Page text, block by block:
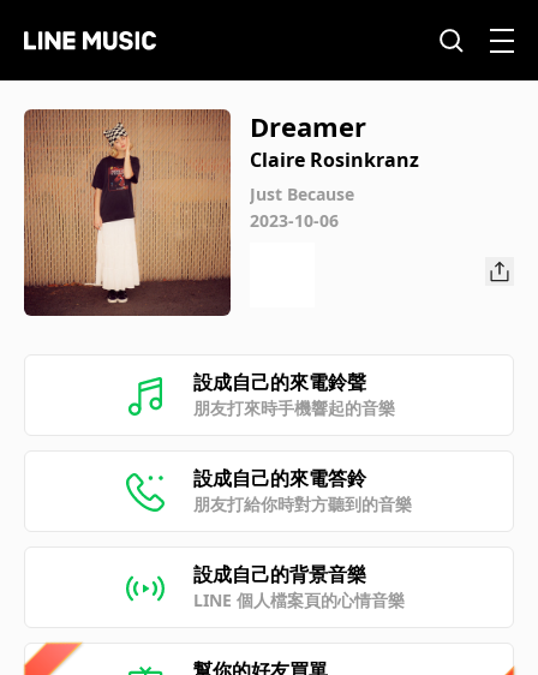
Dreamer
Claire Rosinkranz
Just Because
2023-10-06
設成自己的來電鈴聲
朋友打來時手機響起的音樂
設成自己的來電答鈴
朋友打給你時對方聽到的音樂
設成自己的背景音樂
LINE 個人檔案頁的心情音樂